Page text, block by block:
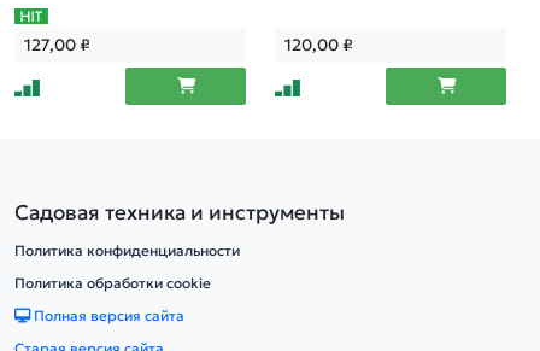
127,00₽ 120,00₽
Садовая техника и инструменты
Политика конфиденциальности
Политика обработки cookie
Полная версия сайта